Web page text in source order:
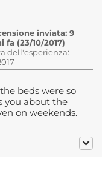
inviata: 9
fa (23/10/2017)
dell'esperienza:
beds were so
you about the
on weekends.